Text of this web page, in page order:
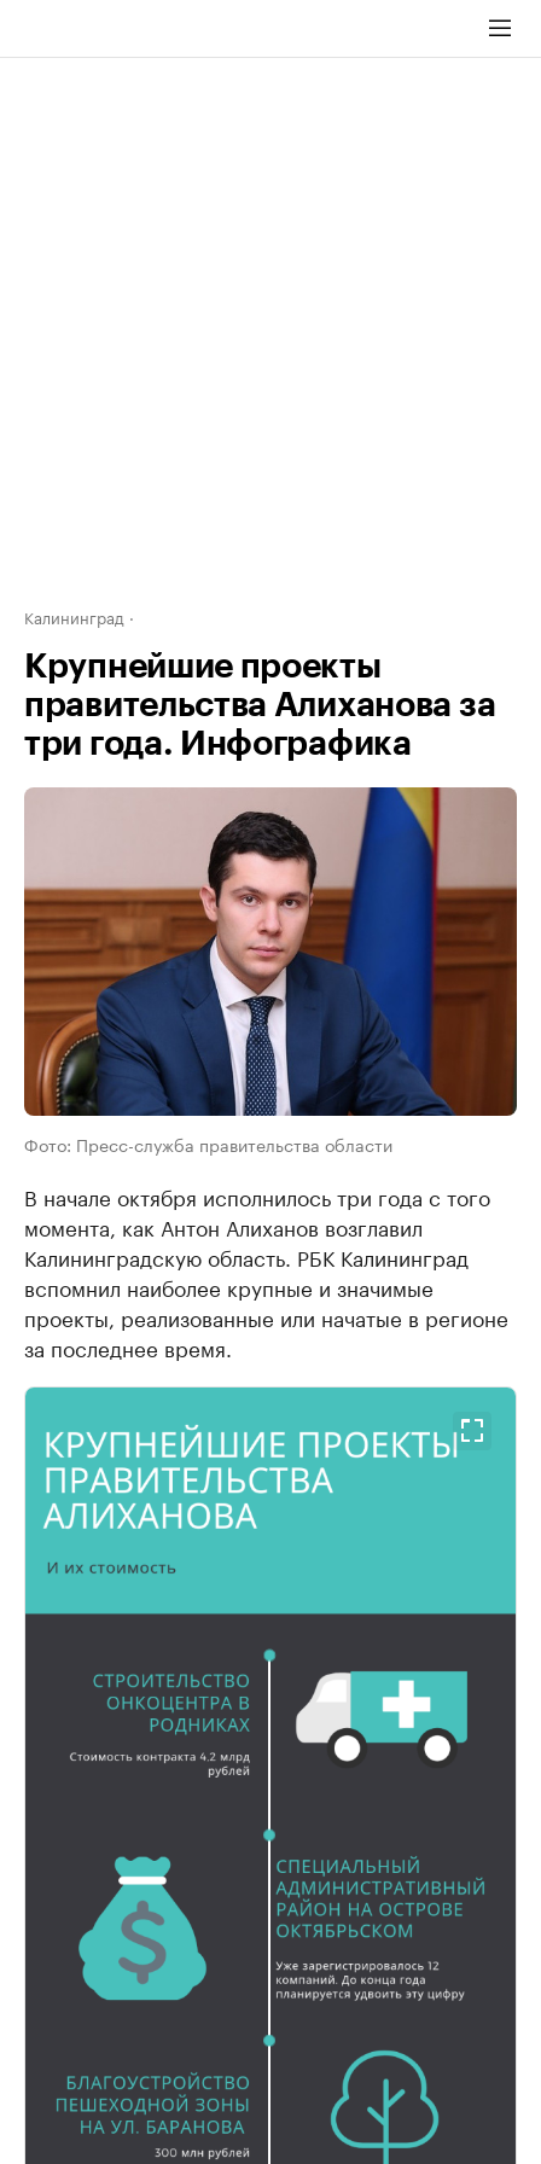
Калининград
Крупнейшие проекты
правительства Алиханова за
три года. Инфографика
Фото: Пресс-служба правительства области
В начале октября исполнилось три года с того
момента, как Антон Алиханов возглавил
Калининградскую область. РБК Калининград
вспомнил наиболее крупные и значимые
проекты, реализованные или начатые в регионе
за последнее время.